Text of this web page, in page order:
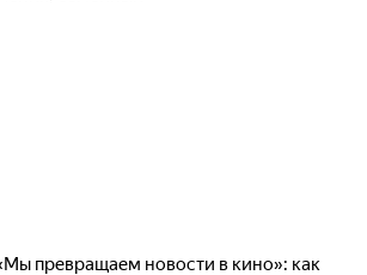
превращаем новости в кино»: как